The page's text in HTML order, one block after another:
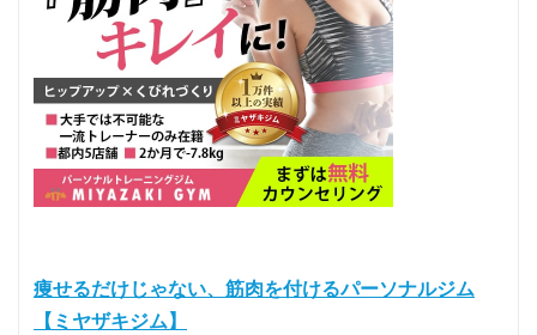
痩せるだけじゃない、筋肉を付けるパーソナルジム
【ミヤザキジム】